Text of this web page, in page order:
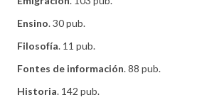
Ensino. 30 pub.
Filosofía. 11 pub.
Fontes de información. 88 pub.
Historia. 142 pub.